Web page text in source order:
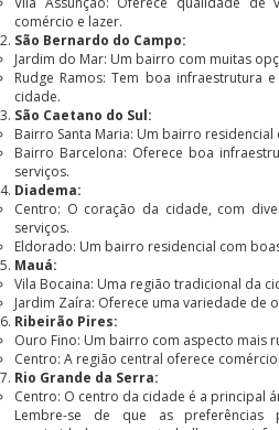
comércio e lazer.
São Bernardo do Campo:
Jardim do Mar: Um bairro com muitas
Rudge Ramos: Tem boa infraestrutura
cidade.
São Caetano do Sul:
Bairro Santa Maria: Um bairro residencial
Bairro Barcelona: Oferece boa
serviços.
Diadema:
Centro: O coração da cidade, com
serviços.
Eldorado: Um bairro residencial com
Mauá:
Vila Bocaina: Uma região tradicional da
Jardim Zaíra: Oferece uma variedade de
Ribeirão Pires:
Ouro Fino: Um bairro com aspecto mais
Centro: A região central oferece
Rio Grande da Serra:
Centro: O centro da cidade é a principal
Lembre-se de que as preferências